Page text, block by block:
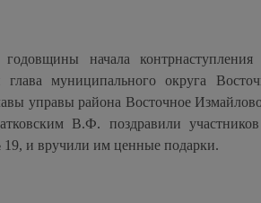
начала
муниципального округа
управы района Восточное
В.Ф. поздравили
19, и вручили им ценные подарки.